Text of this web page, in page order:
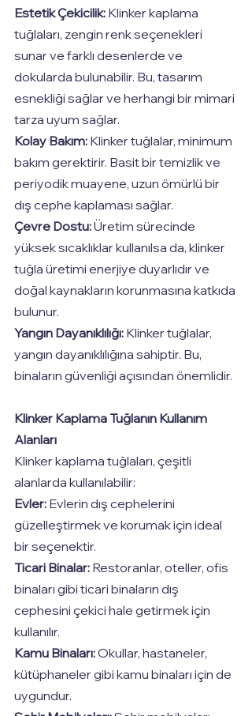
Estetik Çekicilik: Klinker kaplama
tuğlaları, zengin renk seçenekleri
sunar ve farklı desenlerde ve
dokularda bulunabilir. Bu, tasarım
esnekliği sağlar ve herhangi bir mimari
tarza uyum sağlar.
Kolay Bakım: Klinker tuğlalar, minimum
bakım gerektirir. Basit bir temizlik ve
periyodik muayene, uzun ömürlü bir
dış cephe kaplaması sağlar.
Çevre Dostu: Üretim sürecinde
yüksek sıcaklıklar kullanılsa da, klinker
tuğla üretimi enerjiye duyarlıdır ve
doğal kaynakların korunmasına katkıda
bulunur.
Yangın Dayanıklılığı: Klinker tuğlalar,
yangın dayanıklılığına sahiptir. Bu,
binaların güvenliği açısından önemlidir.
Klinker Kaplama Tuğlanın Kullanım
Alanları
Klinker kaplama tuğlaları, çeşitli
alanlarda kullanılabilir:
Evler: Evlerin dış cephelerini
güzelleştirmek ve korumak için ideal
bir seçenektir.
Ticari Binalar: Restoranlar, oteller, ofis
binaları gibi ticari binaların dış
cephesini çekici hale getirmek için
kullanılır.
Kamu Binaları: Okullar, hastaneler,
kütüphaneler gibi kamu binaları için de
uygundur.